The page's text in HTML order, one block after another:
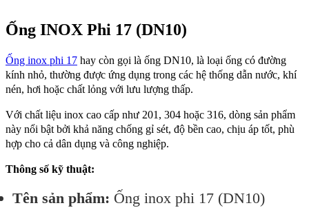
Ống INOX Phi 17 (DN10)
Ống inox phi 17 hay còn gọi là ống DN10, là loại ống có đường
kính nhỏ, thường được ứng dụng trong các hệ thống dẫn nước, khí
nén, hơi hoặc chất lỏng với lưu lượng thấp.
Với chất liệu inox cao cấp như 201, 304 hoặc 316, dòng sản phẩm
này nổi bật bởi khả năng chống gỉ sét, độ bền cao, chịu áp tốt, phù
hợp cho cả dân dụng và công nghiệp.
Thông số kỹ thuật:
Tên sản phẩm: Ống inox phi 17 (DN10)